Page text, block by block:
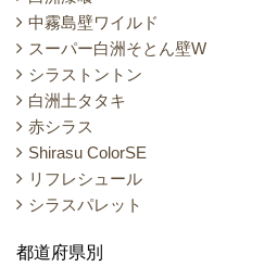
中霧島壁ワイルド
スーパー白洲そとん壁W
シラストントン
白洲土タタキ
赤シラス
Shirasu ColorSE
リフレシュール
シラスパレット
都道府県別